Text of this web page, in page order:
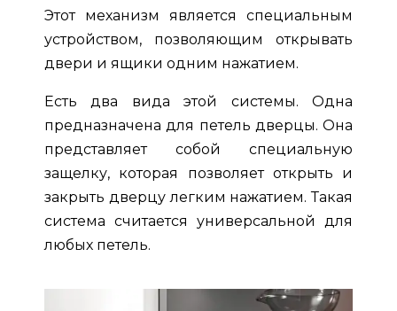
Этот механизм является специальным
устройством, позволяющим открывать
двери и ящики одним нажатием.
Есть два вида этой системы. Одна
предназначена для петель дверцы. Она
представляет собой специальную
защелку, которая позволяет открыть и
закрыть дверцу легким нажатием. Такая
система считается универсальной для
любых петель.